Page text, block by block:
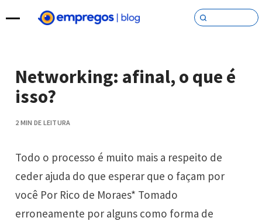
Pular para o conteúdo
Networking: afinal, o que é
isso?
2 MIN DE LEITURA
Todo o processo é muito mais a respeito de
ceder ajuda do que esperar que o façam por
você Por Rico de Moraes* Tomado
erroneamente por alguns como forma de